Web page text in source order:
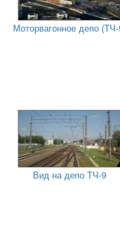
Моторвагонное депо
Вид на депо ТЧ-9